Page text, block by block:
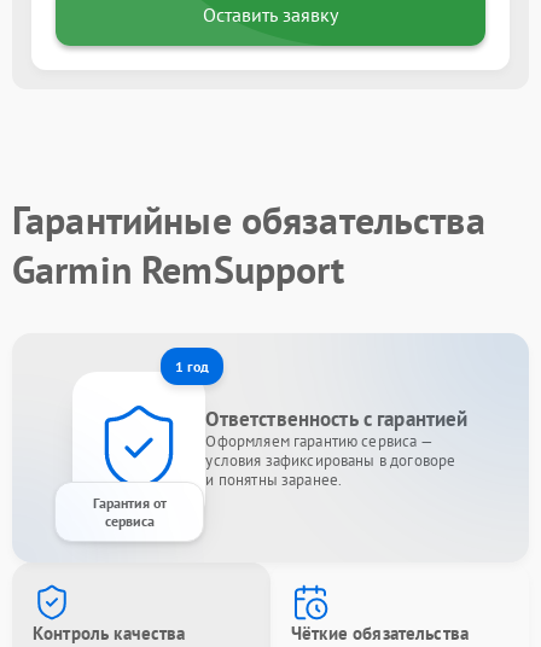
Оставить заявку
Гарантийные обязательства
Garmin RemSupport
1 год
Гарантия от
сервиса
Ответственность с гарантией
Оформляем гарантию сервиса —
условия зафиксированы в договоре
и понятны заранее.
Контроль качества Чёткие обязательства